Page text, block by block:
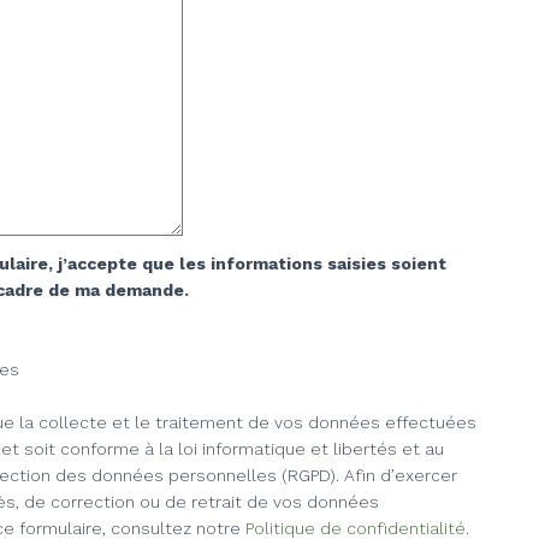
j’accepte que les informations saisies soient
de ma demande.
la collecte et le traitement de vos données effectuées
soit conforme à la loi informatique et libertés et au
des données personnelles (RGPD). Afin d’exercer
de correction ou de retrait de vos données
formulaire, consultez notre Politique de confidentialité.